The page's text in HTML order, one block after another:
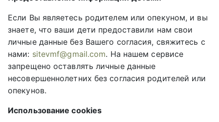
Если Вы являетесь родителем или опекуном, и вы
знаете, что ваши дети предоставили нам свои
личные данные без Вашего согласия, свяжитесь с
нами: sitevmf@gmail.com. На нашем сервисе
запрещено оставлять личные данные
несовершеннолетних без согласия родителей или
опекунов.
Использование cookies